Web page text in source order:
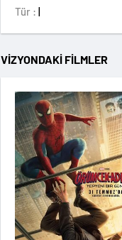
Tür : |
VİZYONDAKİ FİLMLER